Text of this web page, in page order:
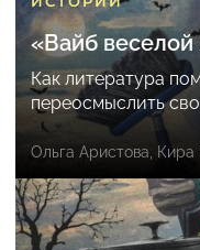
«Вайб веселой
Как литература
переосмыслить
Ольга Аристова, Кира